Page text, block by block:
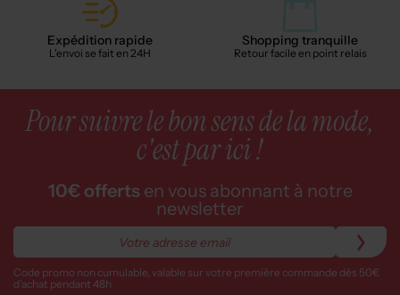
Expédition rapide
L'envoi se fait en 24H
Shopping tranquille
Retour facile en point relais
Pour suivre le bon sens de la mode,
c'est par ici !
10€ offerts en vous abonnant à notre
newsletter
Code promo non cumulable, valable sur votre première commande dès 50€
d’achat pendant 48h